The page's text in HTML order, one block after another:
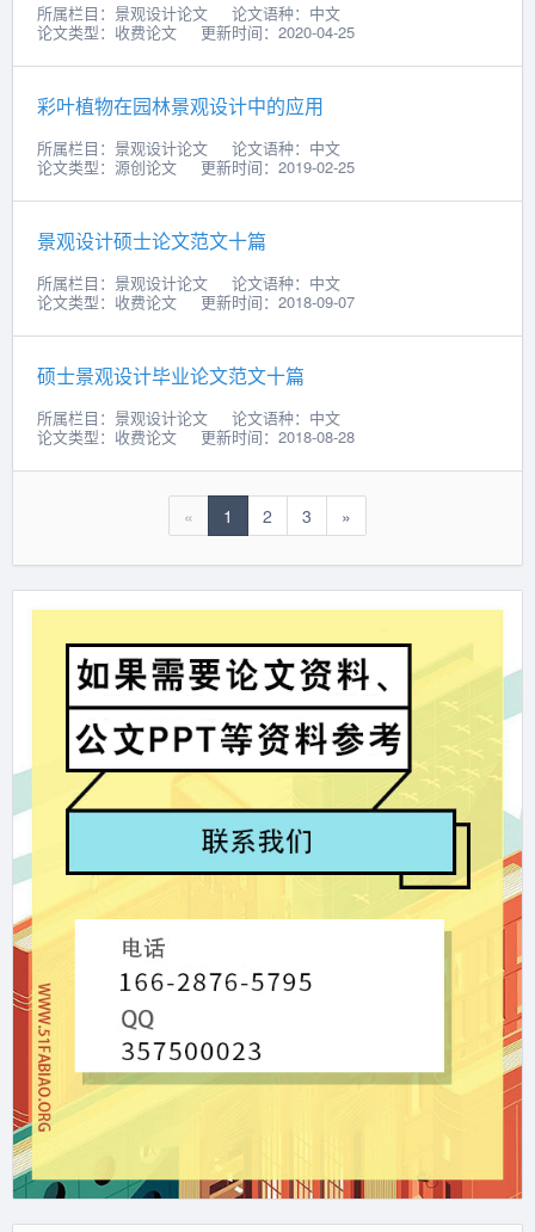
所属栏目：景观设计论文
论文语种：中文
论文类型：收费论文
更新时间：2020-04-25
彩叶植物在园林景观设计中的应用
所属栏目：景观设计论文
论文语种：中文
论文类型：源创论文
更新时间：2019-02-25
景观设计硕士论文范文十篇
所属栏目：景观设计论文
论文语种：中文
论文类型：收费论文
更新时间：2018-09-07
硕士景观设计毕业论文范文十篇
所属栏目：景观设计论文
论文语种：中文
论文类型：收费论文
更新时间：2018-08-28
« 1 2 3 »